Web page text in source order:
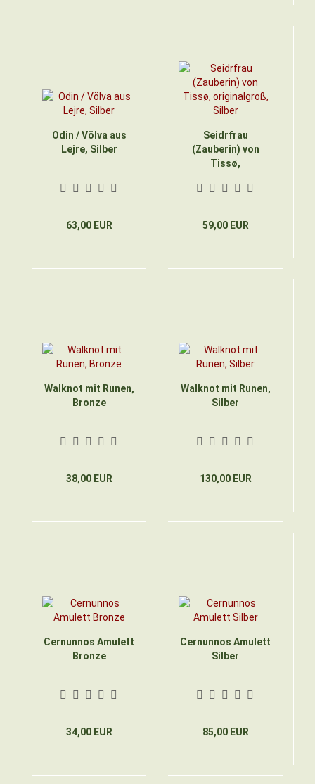
Odin / Völva aus
Lejre, Silber
63,00 EUR
Seidrfrau
(Zauberin) von
Tissø,
59,00 EUR
Walknot mit Runen,
Bronze
38,00 EUR
Walknot mit Runen,
Silber
130,00 EUR
Cernunnos Amulett
Bronze
34,00 EUR
Cernunnos Amulett
Silber
85,00 EUR